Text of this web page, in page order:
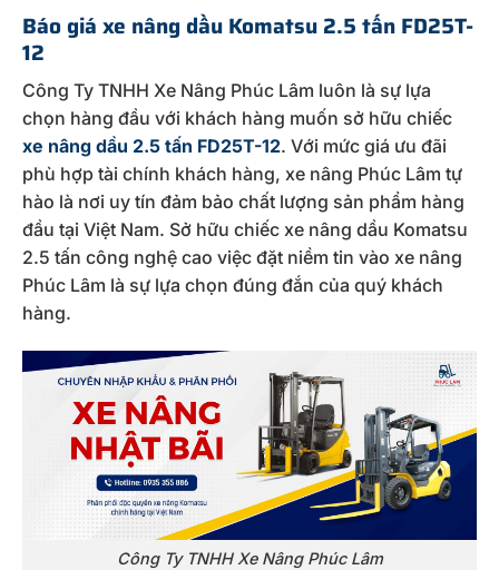
Báo giá xe nâng dầu Komatsu 2.5 tấn FD25T-
12
Công Ty TNHH Xe Nâng Phúc Lâm luôn là sự lựa
chọn hàng đầu với khách hàng muốn sở hữu chiếc
xe nâng dầu 2.5 tấn FD25T-12. Với mức giá ưu đãi
phù hợp tài chính khách hàng, xe nâng Phúc Lâm tự
hào là nơi uy tín đảm bảo chất lượng sản phẩm hàng
đầu tại Việt Nam. Sở hữu chiếc xe nâng dầu Komatsu
2.5 tấn công nghệ cao việc đặt niềm tin vào xe nâng
Phúc Lâm là sự lựa chọn đúng đắn của quý khách
hàng.
Công Ty TNHH Xe Nâng Phúc Lâm